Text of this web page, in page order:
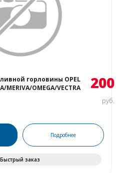
горловины OPEL
MERIVA/OMEGA/VECTRA
200
руб.
Подробнее
Быстрый заказ